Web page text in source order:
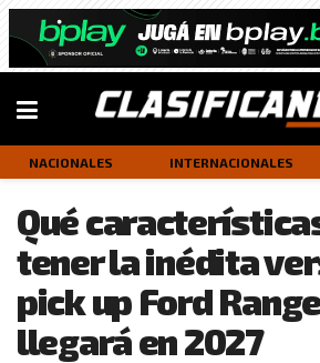
NACIONALES INTERNACIONALES
Qué
tener la inédita
pick up Ford
llegará en 2027